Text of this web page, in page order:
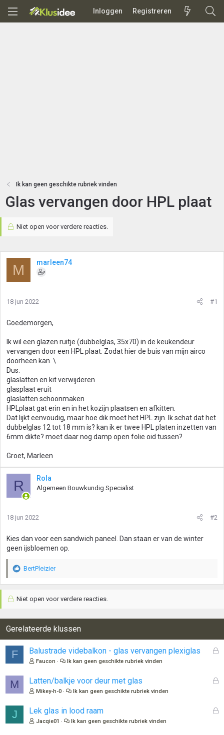
Inloggen Registreren
Ik kan geen geschikte rubriek vinden
Glas vervangen door HPL plaat
Niet open voor verdere reacties.
M marleen74
18 jun 2022 #1
Goedemorgen,
Ik wil een glazen ruitje (dubbelglas, 35x70) in de keukendeur
vervangen door een HPL plaat. Zodat hier de buis van mijn airco
doorheen kan. \
Dus:
glaslatten en kit verwijderen
glasplaat eruit
glaslatten schoonmaken
HPLplaat gat erin en in het kozijn plaatsen en afkitten.
Dat lijkt eenvoudig, maar hoe dik moet het HPL zijn. Ik schat dat het
dubbelglas 12 tot 18 mm is? kan ik er twee HPL platen inzetten van
6mm dikte? moet daar nog damp open folie oid tussen?
Groet, Marleen
R Rola
Algemeen Bouwkundig Specialist
18 jun 2022 #2
Kies dan voor een sandwich paneel. Dan staan er van de winter
geen ijsbloemen op.
W
r
e
r
n
g
e
:
BertPleizier
Niet open voor verdere reacties.
Gerelateerde klussen
F
G
n
Balustrade videbalkon - glas vervangen plexiglas
Faucon Ik kan geen geschikte rubriek vinden
M
G
Latten/balkje voor deur met glas
Mikey-h-0 Ik kan geen geschikte rubriek vinden
J
G
Lek glas in lood raam
Jacqie01 Ik kan geen geschikte rubriek vinden